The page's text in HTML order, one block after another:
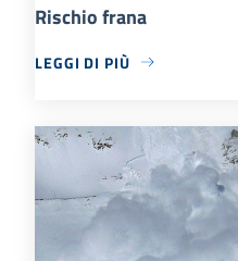
Rischio frana
LEGGI DI PIÙ